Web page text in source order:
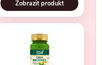
Zobrazit produkt